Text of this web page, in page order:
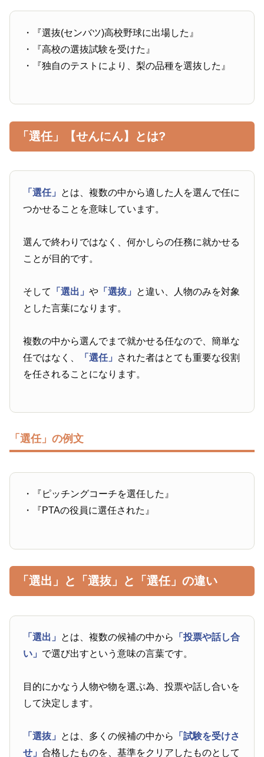
・『選抜(センバツ)高校野球に出場した』
・『高校の選抜試験を受けた』
・『独自のテストにより、梨の品種を選抜した』
「選任」【せんにん】とは?
「選任」 とは、複数の中から適した人を選んで任に
つかせることを意味しています。
選んで終わりではなく、何かしらの任務に就かせる
ことが目的です。
そして 「選出」や 「選抜」 と違い、人物のみを対象
とした言葉になります。
複数の中から選んでまで就かせる任なので、簡単な
任ではなく、
「選任」 された者はとても重要な役割
を任されることになります。
「選任」の例文
・『ピッチングコーチを選任した』
・『PTAの役員に選任された』
「選出」と「選抜」と「選任」の違い
「選出」 とは、複数の候補の中から
「投票や話し合
い」 で選び出すという意味の言葉です。
目的にかなう人物や物を選ぶ為、投票や話し合いを
して決定します。
「選抜」 とは、多くの候補の中から
「試験を受けさ
せ」合格したものを、基準をクリアしたものとして